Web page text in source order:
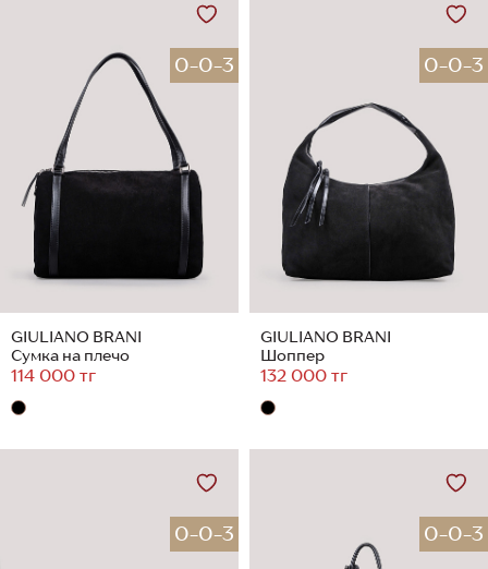
0-0-3
GIULIANO BRANI
Сумка на плечо
114 000 тг
0-0-3
GIULIANO BRANI
Шоппер
132 000 тг
0-0-3 0-0-3